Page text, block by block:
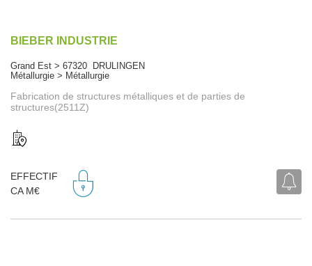
BIEBER INDUSTRIE
Grand Est > 67320 DRULINGEN
Métallurgie > Métallurgie
Fabrication de structures métalliques et de parties de
structures(2511Z)
EFFECTIF
CA M€